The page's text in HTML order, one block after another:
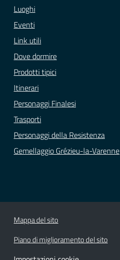
Luoghi
Eventi
Link utili
Dove dormire
Prodotti tipici
Itinerari
Personaggi Finalesi
Trasporti
Personaggi della Resistenza
Gemellaggio Grézieu-la-Varenne
Mappa del sito
Piano di miglioramento del sito